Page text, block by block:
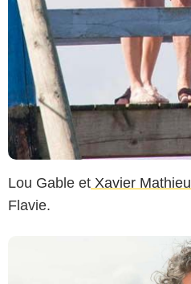
Lou Gable et Xavier Mathieu
Flavie.